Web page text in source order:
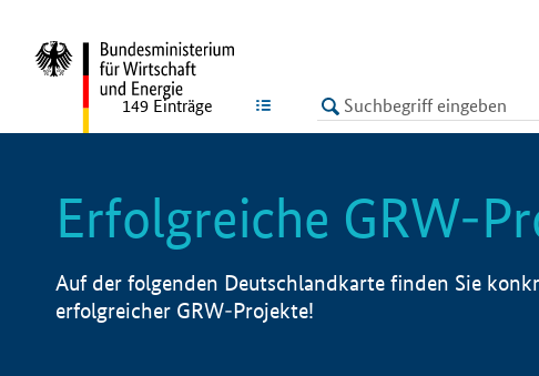
LISTE
149 Einträge
Erfolgreiche GRW-
Auf der folgenden Deutschlandkarte finden Sie
erfolgreicher GRW-Projekte!